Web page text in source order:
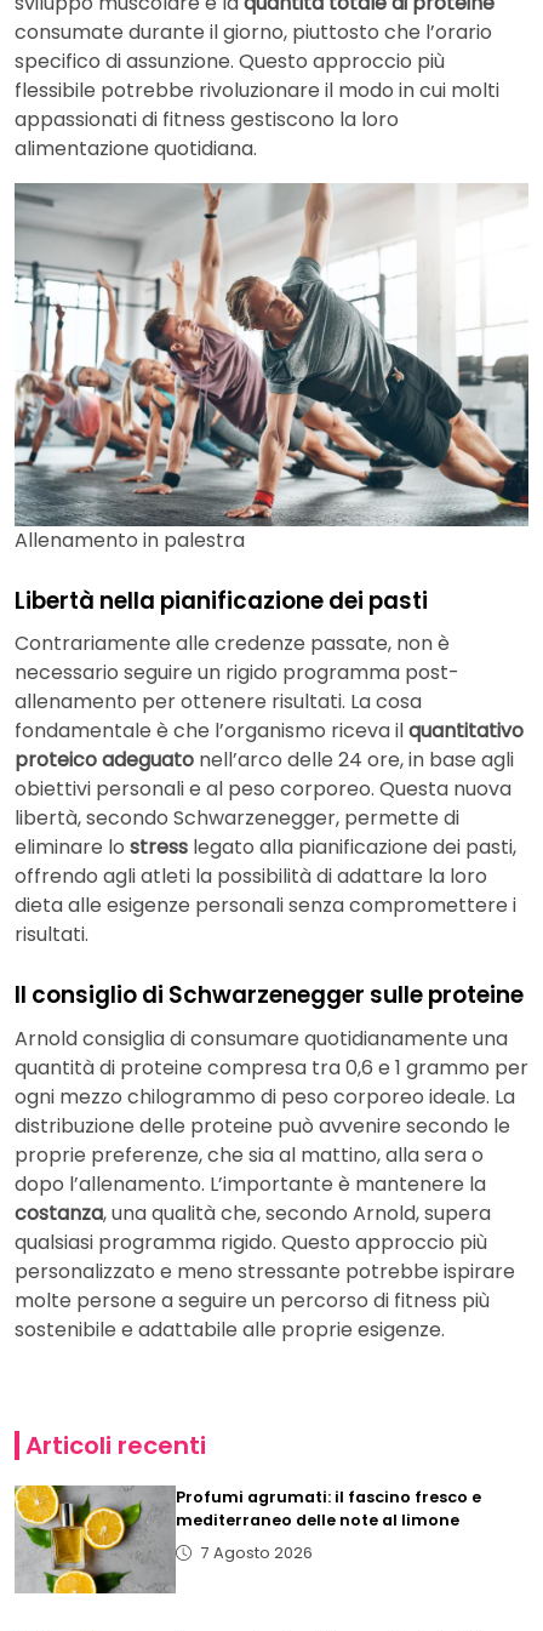
consumate durante il giorno, piuttosto che l’orario
specifico di assunzione. Questo approccio più
flessibile potrebbe rivoluzionare il modo in cui molti
appassionati di fitness gestiscono la loro
alimentazione quotidiana.
Allenamento in palestra
Libertà nella pianificazione dei pasti
Contrariamente alle credenze passate, non è
necessario seguire un rigido programma post-
allenamento per ottenere risultati. La cosa
fondamentale è che l’organismo riceva ilquantitativo
proteico adeguato nell’arco delle 24 ore, in base agli
obiettivi personali e al peso corporeo. Questa nuova
libertà, secondo Schwarzenegger, permette di
eliminare lo stress legato alla pianificazione dei pasti,
offrendo agli atleti la possibilità di adattare la loro
dieta alle esigenze personali senza compromettere i
risultati.
Il consiglio di Schwarzenegger sulle proteine
Arnold consiglia di consumare quotidianamente una
quantità di proteine compresa tra 0,6 e 1 grammo per
ogni mezzo chilogrammo di peso corporeo ideale. La
distribuzione delle proteine può avvenire secondo le
proprie preferenze, che sia al mattino, alla sera o
dopo l’allenamento. L’importante è mantenere la
costanza, una qualità che, secondo Arnold, supera
qualsiasi programma rigido. Questo approccio più
personalizzato e meno stressante potrebbe ispirare
molte persone a seguire un percorso di fitness più
sostenibile e adattabile alle proprie esigenze.
Articoli recenti
Profumi agrumati: il fascino fresco e
mediterraneo delle note al limone
7 Agosto 2026